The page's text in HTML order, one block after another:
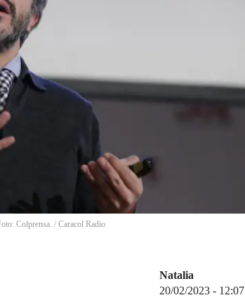
Colprensa. / Caracol Radio
Natalia
20/02/2023 - 12:07